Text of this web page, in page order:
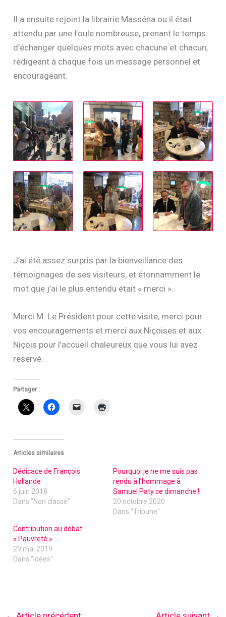
Il a ensuite rejoint la librairie Masséna ou il était
attendu par une foule nombreuse, prenant le temps
d’échanger quelques mots avec chacune et chacun,
rédigeant à chaque fois un message personnel et
encourageant.
J’ai été assez surpris par la bienveillance des
témoignages de ses visiteurs, et étonnamment le
mot que j’ai le plus entendu était « merci ».
Merci M. Le Président pour cette visite, merci pour
vos encouragements et merci aux Niçoises et aux
Niçois pour l’accueil chaleureux que vous lui avez
reservé.
Partager :
Articles similaires
Dédicace de François
Hollande
6 juin 2018
Dans "Non classé"
Pourquoi je ne me suis pas
rendu à l’hommage à
Samuel Paty ce dimanche !
20 octobre 2020
Dans "Tribune"
Contribution au débat
« Pauvreté »
29 mai 2019
Dans "Idées"